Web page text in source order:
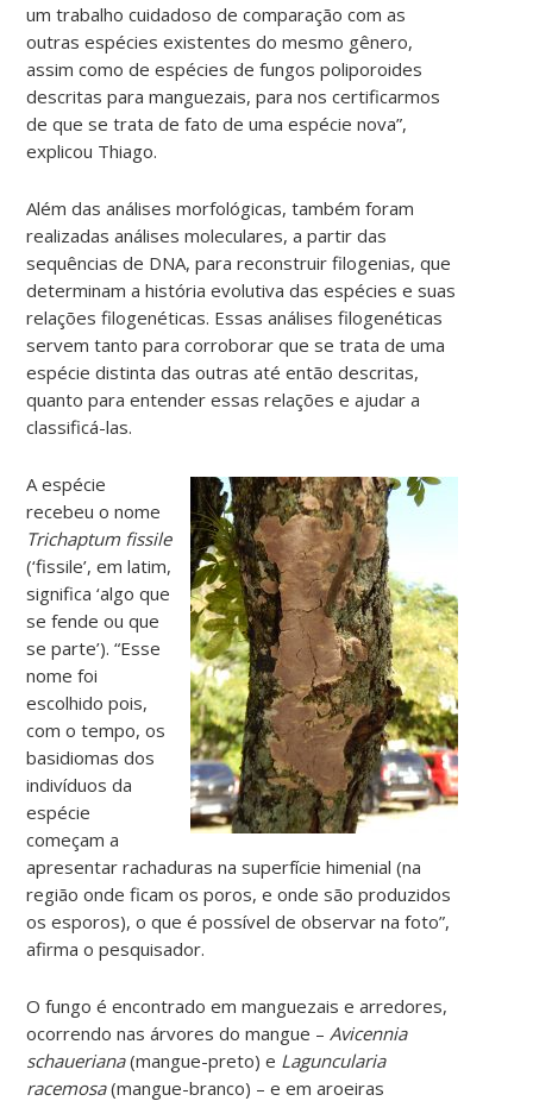
um trabalho cuidadoso de comparação com as
outras espécies existentes do mesmo gênero,
assim como de espécies de fungos poliporoides
descritas para manguezais, para nos certificarmos
de que se trata de fato de uma espécie nova”,
explicou Thiago.
Além das análises morfológicas, também foram
realizadas análises moleculares, a partir das
sequências de DNA, para reconstruir filogenias, que
determinam a história evolutiva das espécies e suas
relações filogenéticas. Essas análises filogenéticas
servem tanto para corroborar que se trata de uma
espécie distinta das outras até então descritas,
quanto para entender essas relações e ajudar a
classificá-las.
A espécie
recebeu o nome
Trichaptum fissile
(‘fissile’, em latim,
significa ‘algo que
se fende ou que
se parte’). “Esse
nome foi
escolhido pois,
com o tempo, os
basidiomas dos
indivíduos da
espécie
começam a
apresentar rachaduras na superfície himenial (na
região onde ficam os poros, e onde são produzidos
os esporos), o que é possível de observar na foto”,
afirma o pesquisador.
O fungo é encontrado em manguezais e arredores,
ocorrendo nas árvores do mangue – Avicennia
schaueriana(mangue-preto) e Laguncularia
racemosa(mangue-branco) – e em aroeiras